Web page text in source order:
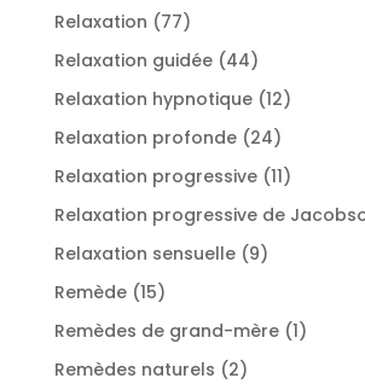
produits
Relaxation 7777
produits
Relaxation guidée 4444
produits
Relaxation hypnotique 1212
Relaxation profonde 2424
produits
Relaxation progressive 1111
produits
Relaxation progressive de
Relaxation sensuelle 99
Remède 1515
produits
Remèdes de grand-mère 11
Remèdes naturels 22